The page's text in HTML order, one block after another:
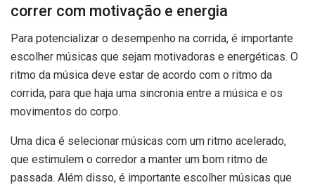
correr com motivação e energia
Para potencializar o desempenho na corrida, é importante
escolher músicas que sejam motivadoras e energéticas. O
ritmo da música deve estar de acordo com o ritmo da
corrida, para que haja uma sincronia entre a música e os
movimentos do corpo.
Uma dica é selecionar músicas com um ritmo acelerado,
que estimulem o corredor a manter um bom ritmo de
passada. Além disso, é importante escolher músicas que